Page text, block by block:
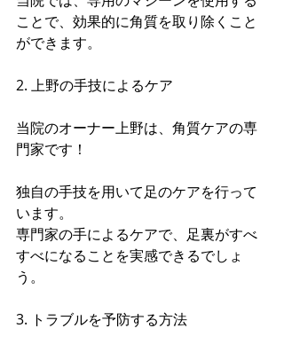
ことで、効果的に角質を取り除くこと
ができます。
2. 上野の手技によるケア
当院のオーナー上野は、角質ケアの専
門家です！
独自の手技を用いて足のケアを行って
います。
専門家の手によるケアで、足裏がすべ
すべになることを実感できるでしょ
う。
3. トラブルを予防する方法